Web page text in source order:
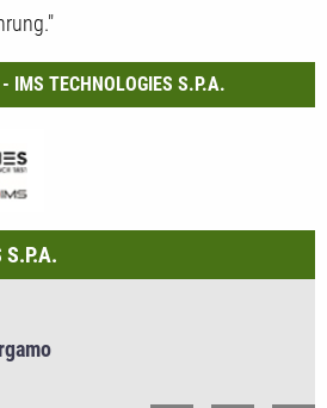
IMS TECHNOLOGIES S.P.A.
S.P.A.